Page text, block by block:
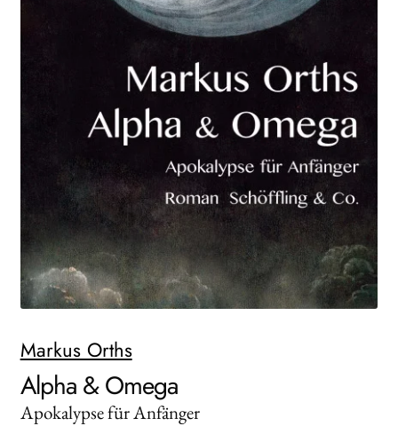
AKTUELLES
NEWSLETTER
WEITERE VERLAGE
Search:
Markus Orths
Alpha & Omega
Apokalypse für Anfänger